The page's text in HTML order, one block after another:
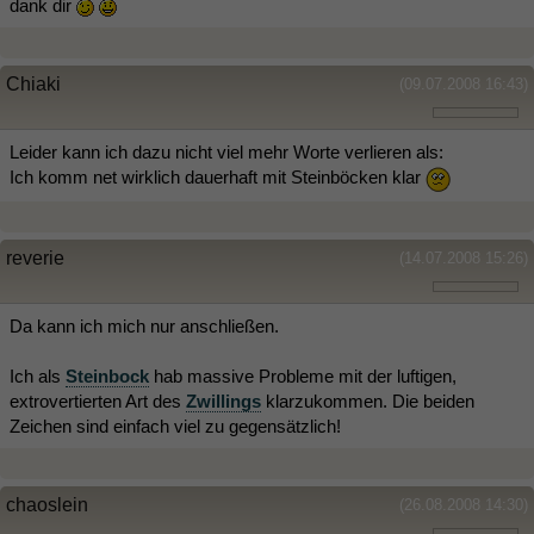
dank dir
(09.07.2008 16:43)
Chiaki
Leider kann ich dazu nicht viel mehr Worte verlieren als:
Ich komm net wirklich dauerhaft mit Steinböcken klar
(14.07.2008 15:26)
reverie
Da kann ich mich nur anschließen.
Ich als Steinbock hab massive Probleme mit der luftigen,
extrovertierten Art des Zwillings klarzukommen. Die beiden
Zeichen sind einfach viel zu gegensätzlich!
(26.08.2008 14:30)
chaoslein